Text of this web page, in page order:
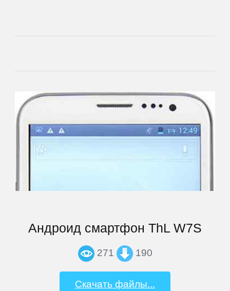
Андроид смартфон ThL W7S
271 190
Скачать файлы...
Google
Highscreen
Hugerock